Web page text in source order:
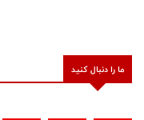
ما را دنبال کنید